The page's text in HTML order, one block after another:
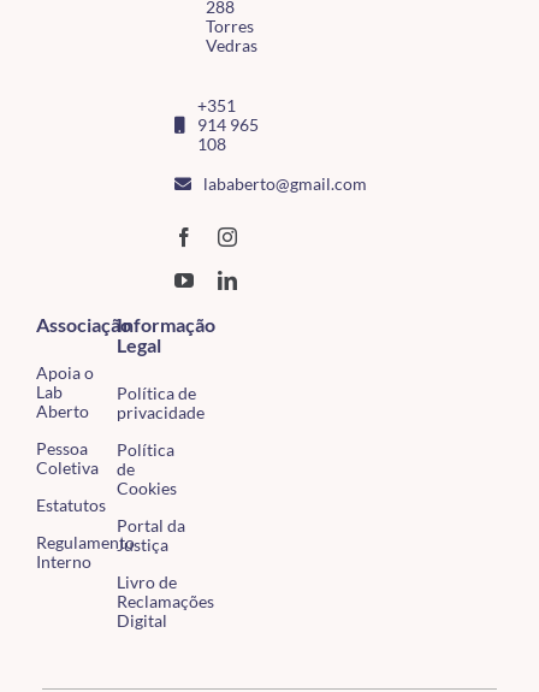
288
Torres
Vedras
+351
914 965
108
lababerto@gmail.com
Associação
Apoia o
Lab
Aberto
Pessoa
Coletiva
Estatutos
Regulamento
Interno
Informação
Legal
Política de
privacidade
Política
de
Cookies
Portal da
Justiça
Livro de
Reclamações
Digital